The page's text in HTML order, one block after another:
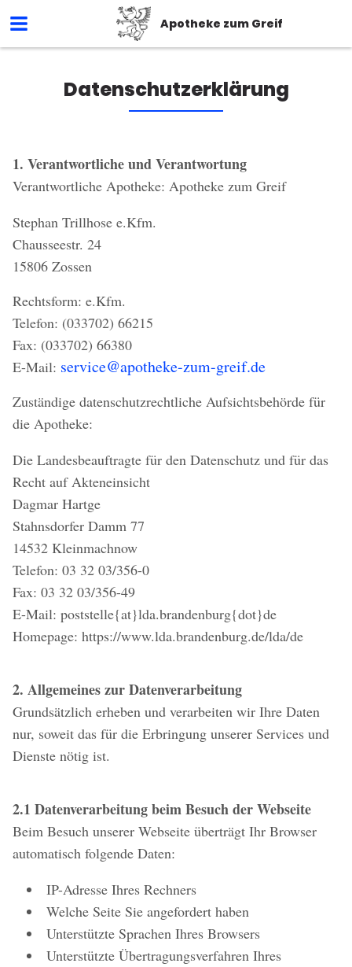
Apotheke zum Greif
Datenschutzerklärung
1. Verantwortliche und Verantwortung
Verantwortliche Apotheke: Apotheke zum Greif
Stephan Trillhose e.Kfm.
Chausseestr. 24
15806 Zossen
Rechtsform: e.Kfm.
Telefon: (033702) 66215
Fax: (033702) 66380
E-Mail: service@apotheke-zum-greif.de
Zuständige datenschutzrechtliche Aufsichtsbehörde für
die Apotheke:
Die Landesbeauftragte für den Datenschutz und für das
Recht auf Akteneinsicht
Dagmar Hartge
Stahnsdorfer Damm 77
14532 Kleinmachnow
Telefon: 03 32 03/356-0
Fax: 03 32 03/356-49
E-Mail: poststelle{at}lda.brandenburg{dot}de
Homepage: https://www.lda.brandenburg.de/lda/de
2. Allgemeines zur Datenverarbeitung
Grundsätzlich erheben und verarbeiten wir Ihre Daten
nur, soweit das für die Erbringung unserer Services und
Dienste nötig ist.
2.1 Datenverarbeitung beim Besuch der Webseite
Beim Besuch unserer Webseite überträgt Ihr Browser
automatisch folgende Daten:
IP-Adresse Ihres Rechners
Welche Seite Sie angefordert haben
Unterstützte Sprachen Ihres Browsers
Unterstützte Übertragungsverfahren Ihres